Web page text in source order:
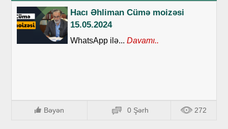
Hacı Əhliman Cümə moizəsi
15.05.2024
WhatsApp ilə... Davamı..
Bəyən 0 Şərh 272